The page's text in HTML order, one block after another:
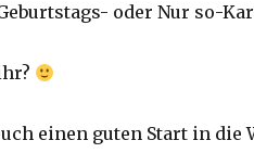
oder Nur so-
einen guten Start in die